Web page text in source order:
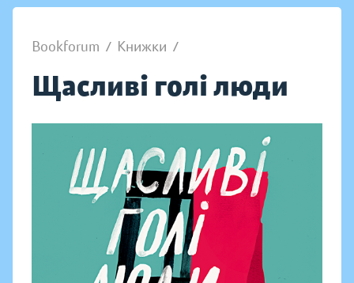
Bookforum / Книжки /
Щасливі голі люди